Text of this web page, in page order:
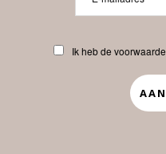
Abonneren
Ik heb de